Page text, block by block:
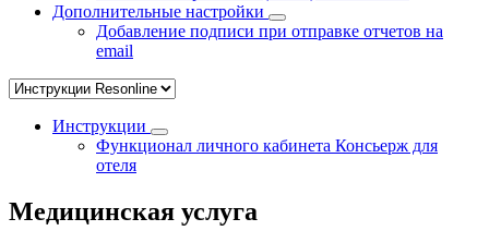
Дополнительные настройки
Добавление подписи при отправке отчетов на
email
Инструкции
Функционал личного кабинета Консьерж для
отеля
Медицинская услуга